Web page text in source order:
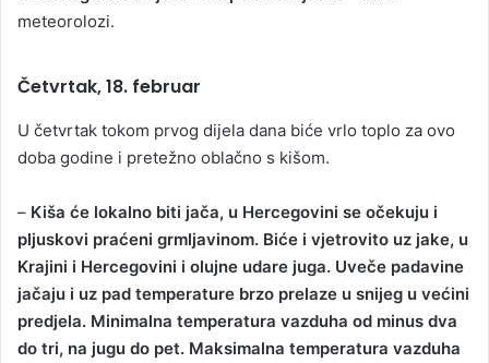
meteorolozi.
Četvrtak, 18. februar
U četvrtak tokom prvog dijela dana biće vrlo toplo za ovo
doba godine i pretežno oblačno s kišom.
– Kiša će lokalno biti jača, u Hercegovini se očekuju i
pljuskovi praćeni grmljavinom. Biće i vjetrovito uz jake, u
Krajini i Hercegovini i olujne udare juga. Uveče padavine
jačaju i uz pad temperature brzo prelaze u snijeg u većini
predjela. Minimalna temperatura vazduha od minus dva
do tri, na jugu do pet. Maksimalna temperatura vazduha